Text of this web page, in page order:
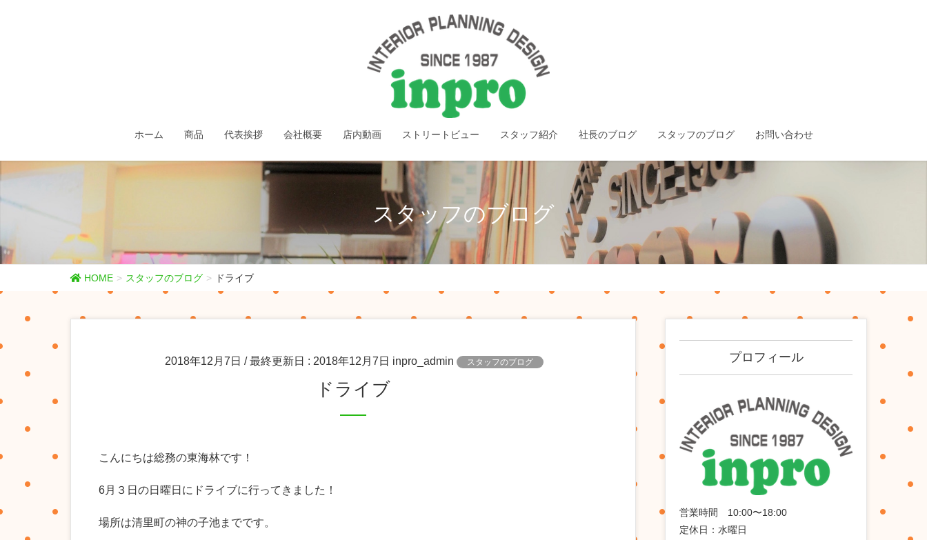
ホーム 商品 代表挨拶 会社概要 店内動画 ストリートビュー スタッフ紹介 社長のブログ スタッフのブログ お問い合わせ
スタッフのブログ
HOME スタッフのブログ ドライブ
2018年12月7日 / 最終更新日 : 2018年12月7日 inpro_admin スタッフのブログ
ドライブ
こんにちは総務の東海林です！
6月３日の日曜日にドライブに行ってきました！
場所は清里町の神の子池までです。
プロフィール
営業時間 10:00〜18:00
定休日：水曜日